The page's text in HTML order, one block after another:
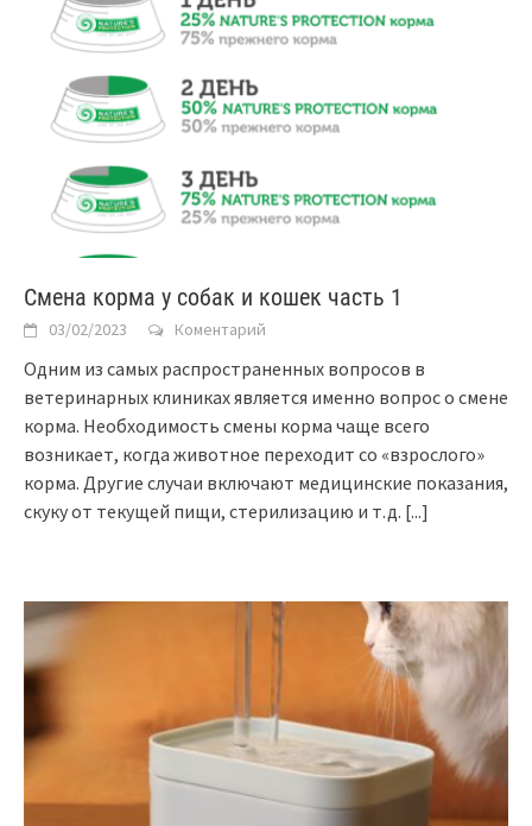
Смена корма у собак и кошек часть 1
03/02/2023 Коментарий
Одним из самых распространенных вопросов в
ветеринарных клиниках является именно вопрос о смене
корма. Необходимость смены корма чаще всего
возникает, когда животное переходит со «взрослого»
корма. Другие случаи включают медицинские показания,
скуку от текущей пищи, стерилизацию и т.д. [...]